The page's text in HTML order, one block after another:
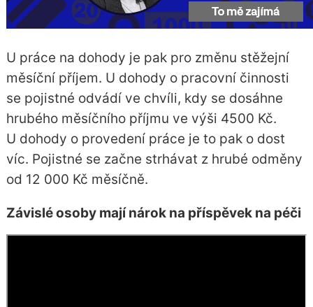
U práce na dohody je pak pro změnu stěžejní
měsíční příjem. U dohody o pracovní činnosti
se pojistné odvádí ve chvíli, kdy se dosáhne
hrubého měsíčního příjmu ve výši 4500 Kč.
U dohody o provedení práce je to pak o dost
víc. Pojistné se začne strhávat z hrubé odměny
od 12 000 Kč měsíčně.
Závislé osoby mají nárok na příspěvek na péči